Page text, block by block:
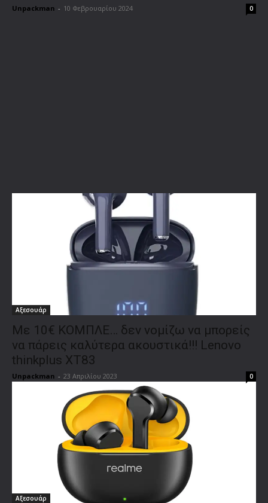
Unpackman - 10 Φεβρουαρίου 2024 0
Αξεσουάρ
Με 10€ ΚΟΜΠΛΕ… δεν νομίζω να μπορείς
να πάρεις καλύτερα ακουστικά!!! Lenovo
thinkplus XT83
Unpackman - 23 Απριλίου 2023 0
Αξεσουάρ